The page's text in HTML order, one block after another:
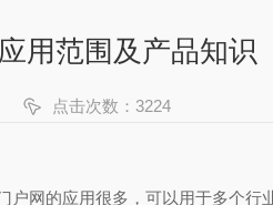
用范围及产品知识
点击次数：3224
户网的应用很多，可以用于多个行